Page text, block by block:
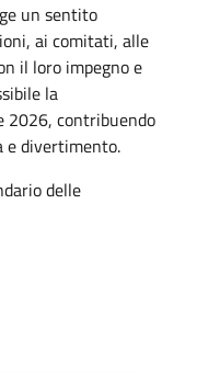
un sentito
ai comitati, alle
il loro impegno e
la
2026, contribuendo
e divertimento.
delle